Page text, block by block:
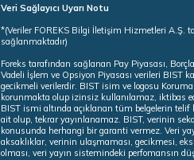
Veri Sağlayıcı Uyarı Notu
*(Veriler FOREKS Bilgi İletişim Hizmetleri A.Ş.
sağlanmaktadır)
Foreks tarafından sağlanan Pay Piyasası,
Vadeli İşlem ve Opsiyon Piyasası verileri BIST
gecikmeli verilerdir. BIST isim ve logosu
korunmakta olup izinsiz kullanılamaz, iktibas
BIST ismi altında açıklanan tüm belgelerin telif
ait olup, tekrar yayınlanamaz. BIST, verinin
konusunda herhangi bir garanti vermez. Veri
aksaklıklar, verinin ulaşmaması, gecikmesi,
olması, veri yayın sistemindeki perfomansın